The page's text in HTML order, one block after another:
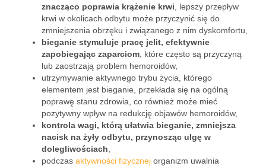
znacząco poprawia krążenie krwi , lepszy przepływ
krwi w okolicach odbytu może przyczynić się do
zmniejszenia obrzęku i związanego z nim dyskomfortu,
bieganie stymuluje pracę jelit, efektywnie
zapobiegając zaparciom , które często są przyczyną
lub zaostrzają problem hemoroidów,
utrzymywanie aktywnego trybu życia, którego
elementem jest bieganie, przekłada się na ogólną
poprawę stanu zdrowia, co również może mieć
pozytywny wpływ na redukcję objawów hemoroidów,
kontrola wagi, którą ułatwia bieganie, zmniejsza
nacisk na żyły odbytu, przynosząc ulgę w
dolegliwościach
podczas aktywności fizycznej organizm uwalnia